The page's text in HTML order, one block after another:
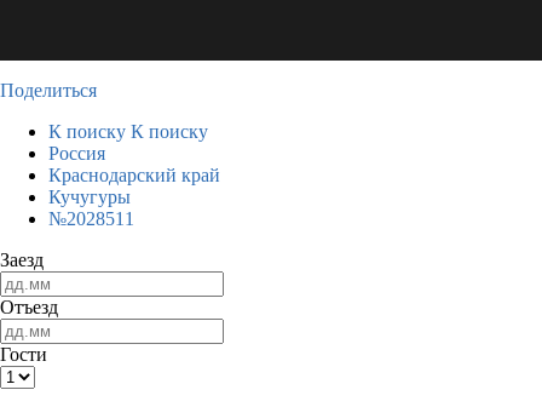
Поделиться
К поиску К поиску
Россия
Краснодарский край
Кучугуры
№2028511
Заезд
Отъезд
Гости